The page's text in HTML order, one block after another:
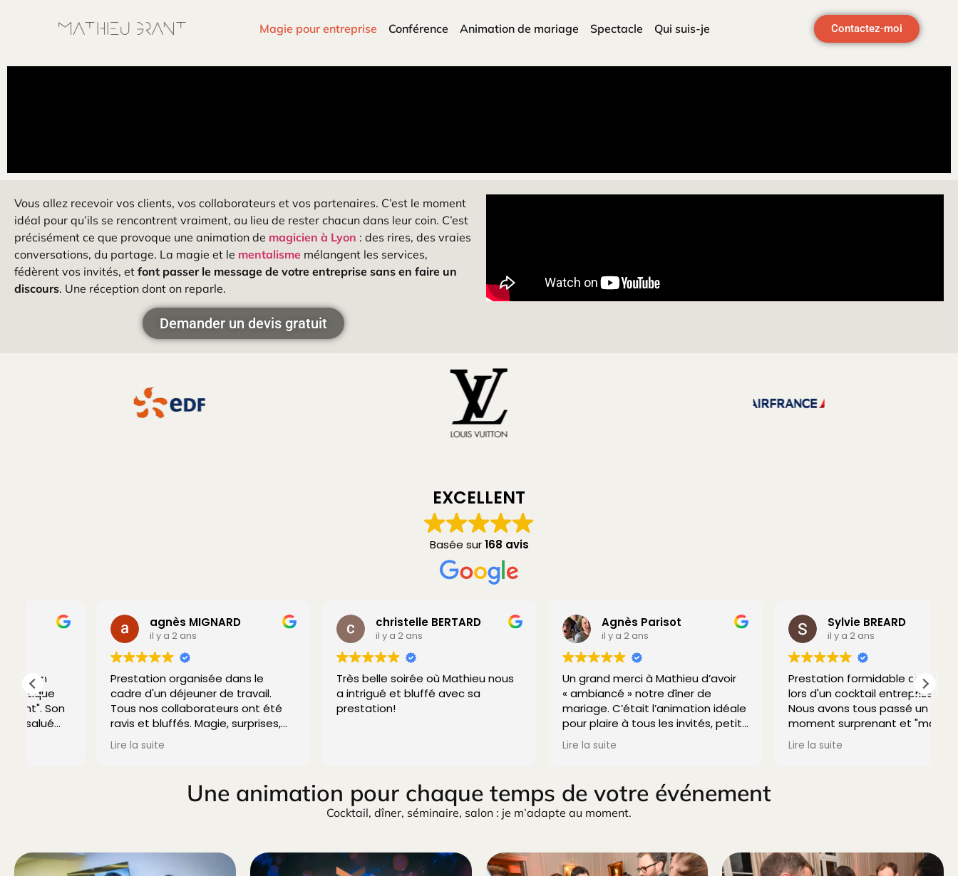
Magie pour entreprise Conférence Animation de mariage Spectacle Qui suis-je Contactez-moi
Vous allez recevoir vos clients, vos collaborateurs et vos partenaires. C’est le moment
idéal pour qu’ils se rencontrent vraiment, au lieu de rester chacun dans leur coin. C’est
précisément ce que provoque une animation de magicien à Lyon : des rires, des vraies
conversations, du partage. La magie et le mentalisme mélangent les services,
fédèrent vos invités, et font passer le message de votre entreprise sans en faire un
discours. Une réception dont on reparle.
Demander un devis gratuit
EXCELLENT
Basée sur168 avis
agnès MIGNARD
il y a 2 ans
Prestation organisée dans le
cadre d'un déjeuner de travail.
Tous nos collaborateurs ont été
ravis et bluffés. Magie, surprises,
humour ... tout le monde a été
christelle BERTARD
il y a 2 ans
Très belle soirée où Mathieu nous
a intrigué et bluffé avec sa
prestation!
Agnès Parisot
il y a 2 ans
Un grand merci à Mathieu d’avoir
« ambiancé » notre dîner de
mariage. C’était l’animation idéale
pour plaire à tous les invités, petits
et grands. Il est très fort et a
bluffé tout le monde. Un grand pro
Sylvie BREARD
il y a 2 ans
Prestation formidable de Mathieu
lors d'un cocktail entreprise.
Nous avons tous passé un
moment surprenant et "magique"
Hors du temps !
Une animation pour chaque temps de votre événement
Cocktail, dîner, séminaire, salon : je m’adapte au moment.